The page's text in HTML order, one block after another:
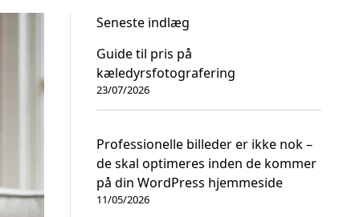
Seneste indlæg
Guide til pris på
kæledyrsfotografering
23/07/2026
Professionelle billeder er ikke nok –
de skal optimeres inden de kommer
på din WordPress hjemmeside
11/05/2026